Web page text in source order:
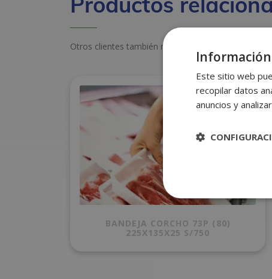
Otros clientes también miraron estos productos
BANDEJA CORCHO 73P (80)
225X135X25 S/750
Este sitio web
recopilar datos
anuncios y